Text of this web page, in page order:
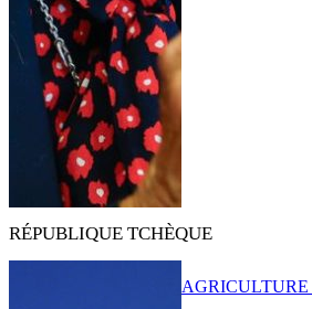
RÉPUBLIQUE TCHÈQUE